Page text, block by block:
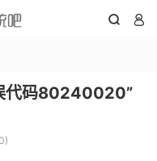
 
代码80240020”
)